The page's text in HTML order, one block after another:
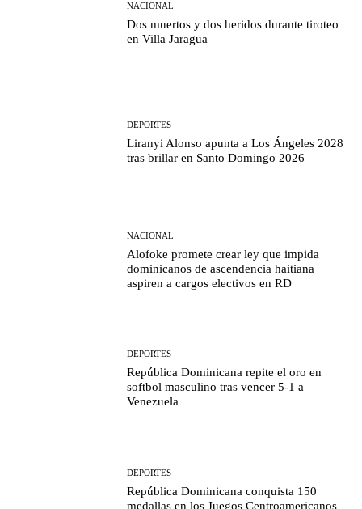
NACIONAL
Dos muertos y dos heridos durante tiroteo
en Villa Jaragua
DEPORTES
Liranyi Alonso apunta a Los Ángeles 2028
tras brillar en Santo Domingo 2026
NACIONAL
Alofoke promete crear ley que impida
dominicanos de ascendencia haitiana
aspiren a cargos electivos en RD
DEPORTES
República Dominicana repite el oro en
softbol masculino tras vencer 5-1 a
Venezuela
DEPORTES
República Dominicana conquista 150
medallas en los Juegos Centroamericanos